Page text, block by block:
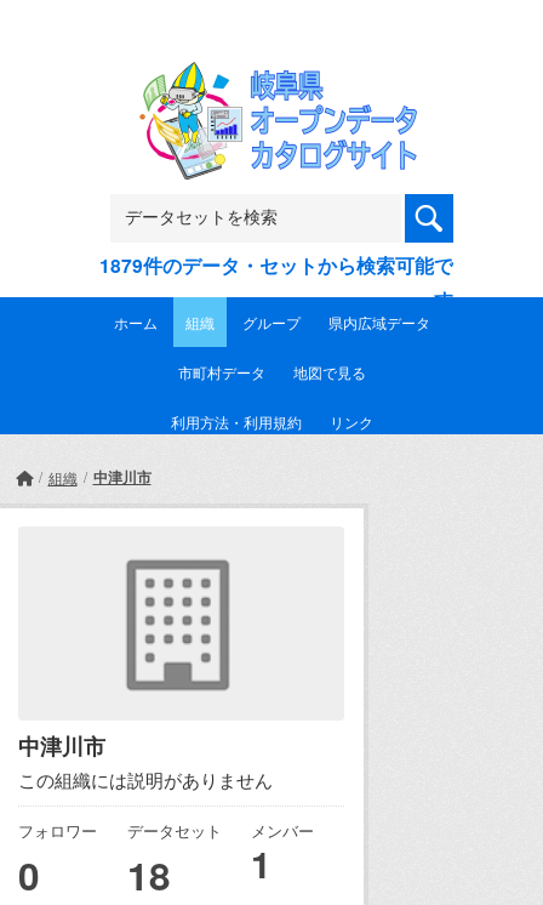
1879件のデータ・セットから検索可能で
す
ホーム 組織 グループ 県内広域データ
市町村データ 地図で見る
利用方法・利用規約 リンク
組織 中津川市
中津川市
この組織には説明がありません
フォロワー
0
データセット
18
メンバー
1